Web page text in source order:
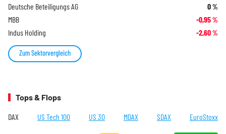
Deutsche Beteiligungs AG 0%
MBB -0,95%
Indus Holding -2,60%
Zum Sektorvergleich
Tops & Flops
DAX US Tech 100 US 30 MDAX SDAX EuroStoxx